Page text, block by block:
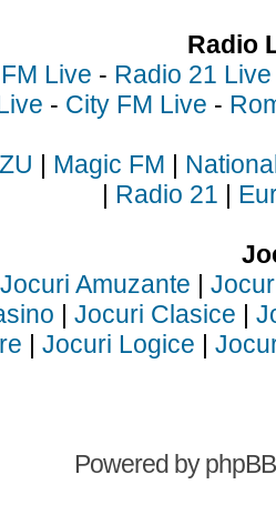
Radio
Live - Radio 21 Live
- City FM Live -
| Magic FM |
| Radio 21 |
Jocuri Amuzante |
| Jocuri Clasice |
| Jocuri Logice |
Powered byphpBB